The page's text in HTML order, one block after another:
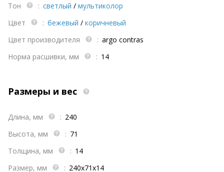
Тон
: светлый / мультиколор
Цвет
: бежевый / коричневый
Цвет производителя
: argo contras
Норма расшивки, мм
: 14
Размеры и вес
Длина, мм : 240
Высота, мм
: 71
Толщина, мм
: 14
Размер, мм
: 240х71х14